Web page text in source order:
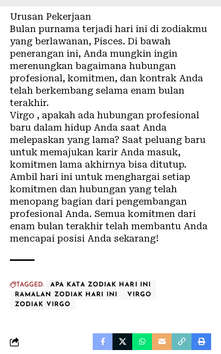
Urusan Pekerjaan
Bulan purnama terjadi hari ini di zodiakmu
yang berlawanan, Pisces. Di bawah
penerangan ini, Anda mungkin ingin
merenungkan bagaimana hubungan
profesional, komitmen, dan kontrak Anda
telah berkembang selama enam bulan
terakhir.
Virgo , apakah ada hubungan profesional
baru dalam hidup Anda saat Anda
melepaskan yang lama? Saat peluang baru
untuk memajukan karir Anda masuk,
komitmen lama akhirnya bisa ditutup.
Ambil hari ini untuk menghargai setiap
komitmen dan hubungan yang telah
menopang bagian dari pengembangan
profesional Anda. Semua komitmen dari
enam bulan terakhir telah membantu Anda
mencapai posisi Anda sekarang!
TAGGED:
APA KATA ZODIAK HARI INI
RAMALAN ZODIAK HARI INI
VIRGO
ZODIAK VIRGO